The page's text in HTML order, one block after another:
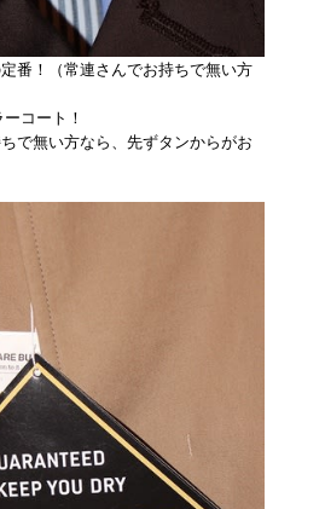
番！（常連さんでお持ちで無い方
コート！
で無い方なら、先ずタンからがお